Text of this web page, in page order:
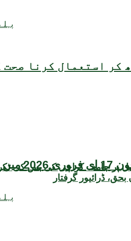
کر استعمال کرنا
آگئی
2 days پہلے
پر جامعہ کراچی کی بس کی
ڈرائیور گرفتار
2 days پہلے